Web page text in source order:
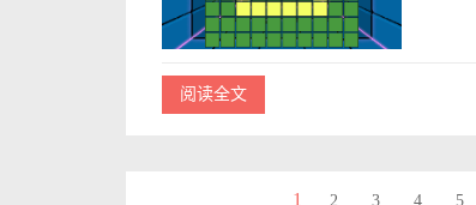
阅读全文
1 2 3 4 5